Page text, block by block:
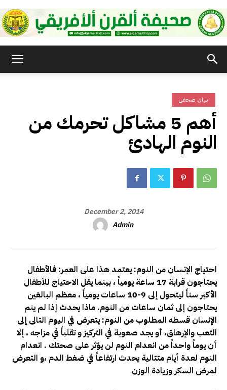
الأفريقي
بيان صحفي
أهم 5 مشاكل تحرمك من
النوم الهادئ
December 2, 2014
Admin
احتياج الإنسان من النوم: يعتمد هذا على العمر: فالأطفال
يحتاجون قرابة 17 ساعة يومياً ، بينما يقل الاحتياج للأطفال
الأكبر سناً ليتحول إلى 9-10 ساعات يومياً ، معظم البالغين
يحتاجون إلى ثمان ساعات من النوم. ماذا يحدث إذا لم ينم
الإنسان قسطه المطلوب من النوم: يتعرض في اليوم التالى إلى
التعب والإرهاق، أو يجد صعوبة في التركيز و تقلباً في مزاجه ، إلا
أن يوماً واحداً من انعدام النوم لن يؤثر على صحتك . انعدام
النوم لعدة أيام متتالية يحدث ارتفاعاً في ضغط الدم ،و التعرض
لمرض السكر وزيادة الوزن